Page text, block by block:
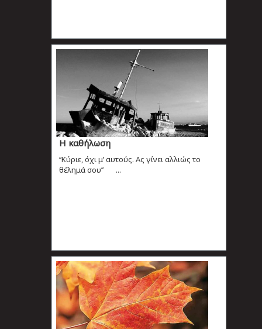
Η καθήλωση
‘‘Κύριε, όχι μ’ αυτούς. Ας γίνει αλλιώς το
θέλημά σου’’ ...